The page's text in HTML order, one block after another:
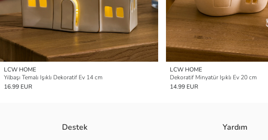
LCW HOME
Yılbaşı Temalı Işıklı Dekoratif Ev 14 cm
16.99 EUR
LCW HOME
Dekoratif Minyatür Işıklı Ev 20 cm
14.99 EUR
Destek Yardım